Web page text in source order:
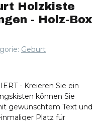
Holzkiste
- Holz-Box
Geburt
- Kreieren Sie ein
können Sie
gewünschtem Text und
Platz für